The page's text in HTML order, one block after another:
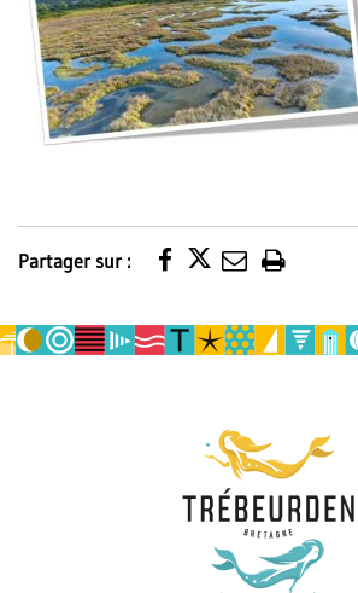
Partager sur :
Imprimer
page